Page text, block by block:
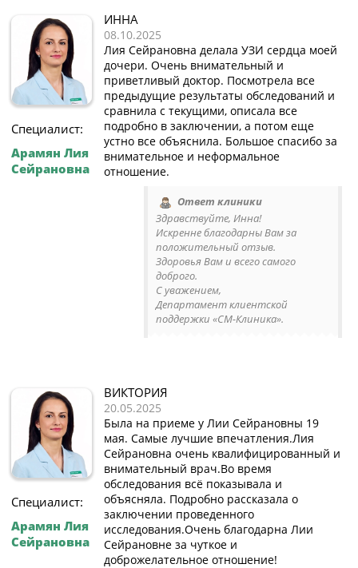
Специалист:
Арамян Лия
Сейрановна
ИННА
08.10.2025
Лия Сейрановна делала УЗИ сердца моей
дочери. Очень внимательный и
приветливый доктор. Посмотрела все
предыдущие результаты обследований и
сравнила с текущими, описала все
подробно в заключении, а потом еще
устно все объяснила. Большое спасибо за
внимательное и неформальное
отношение.
Ответ клиники
Здравствуйте, Инна!
Искренне благодарны Вам за
положительный отзыв.
Здоровья Вам и всего самого
доброго.
С уважением,
Департамент клиентской
поддержки «СМ-Клиника».
Специалист:
Арамян Лия
Сейрановна
ВИКТОРИЯ
20.05.2025
Была на приеме у Лии Сейрановны 19
мая. Самые лучшие впечатления.Лия
Сейрановна очень квалифицированный и
внимательный врач.Во время
обследования всё показывала и
объясняла. Подробно рассказала о
заключении проведенного
исследования.Очень благодарна Лии
Сейрановне за чуткое и
доброжелательное отношение!